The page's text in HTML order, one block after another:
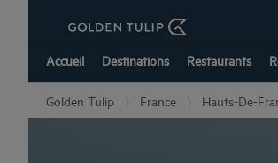
Accueil Destinations Restaurants
Golden Tulip France Hauts-De-